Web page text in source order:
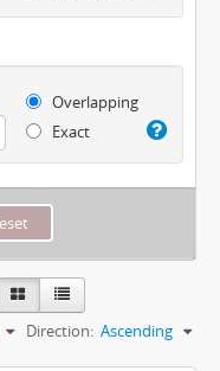
Overlapping
Exact
Direction: Ascending